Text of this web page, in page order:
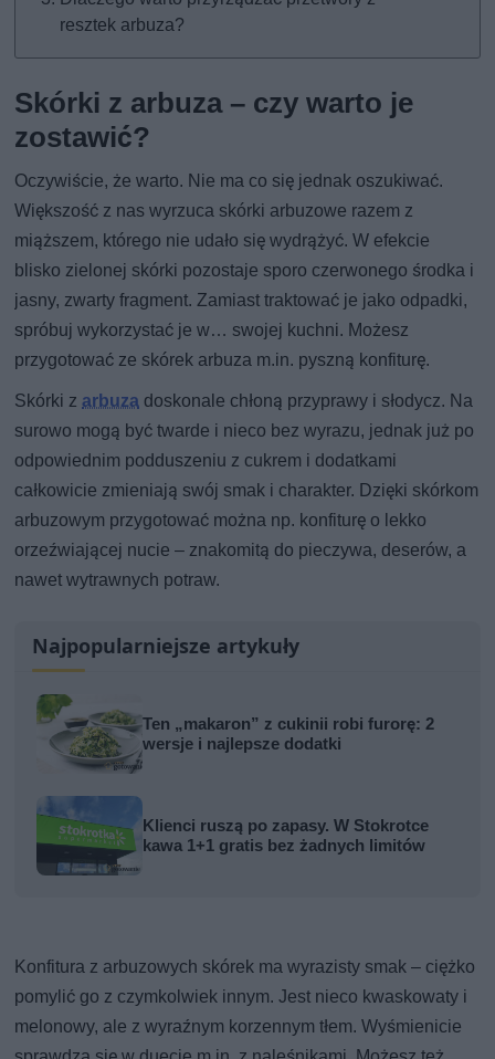
resztek arbuza?
Skórki z arbuza – czy warto je
zostawić?
Oczywiście, że warto. Nie ma co się jednak oszukiwać.
Większość z nas wyrzuca skórki arbuzowe razem z
miąższem, którego nie udało się wydrążyć. W efekcie
blisko zielonej skórki pozostaje sporo czerwonego środka i
jasny, zwarty fragment. Zamiast traktować je jako odpadki,
spróbuj wykorzystać je w… swojej kuchni. Możesz
przygotować ze skórek arbuza m.in. pyszną konfiturę.
Skórki zarbuza doskonale chłoną przyprawy i słodycz. Na
surowo mogą być twarde i nieco bez wyrazu, jednak już po
odpowiednim podduszeniu z cukrem i dodatkami
całkowicie zmieniają swój smak i charakter. Dzięki skórkom
arbuzowym przygotować można np. konfiturę o lekko
orzeźwiającej nucie – znakomitą do pieczywa, deserów, a
nawet wytrawnych potraw.
Najpopularniejsze artykuły
Ten „makaron” z cukinii robi furorę: 2
wersje i najlepsze dodatki
Klienci ruszą po zapasy. W Stokrotce
kawa 1+1 gratis bez żadnych limitów
Konfitura z arbuzowych skórek ma wyrazisty smak – ciężko
pomylić go z czymkolwiek innym. Jest nieco kwaskowaty i
melonowy, ale z wyraźnym korzennym tłem. Wyśmienicie